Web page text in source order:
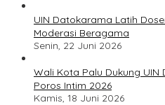
UIN Datokarama Latih
Moderasi Beragama
Senin, 22 Juni 2026
Wali Kota Palu Dukung
Poros Intim 2026
Kamis, 18 Juni 2026